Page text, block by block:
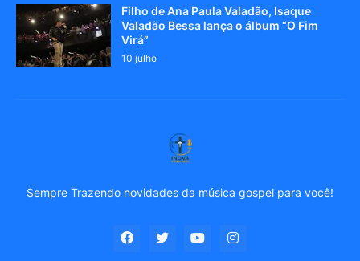
Filho de Ana Paula Valadão, Isaque
Valadão Bessa lança o álbum “O Fim
Virá”
10 julho
Sempre Trazendo novidades da música gospel para você!